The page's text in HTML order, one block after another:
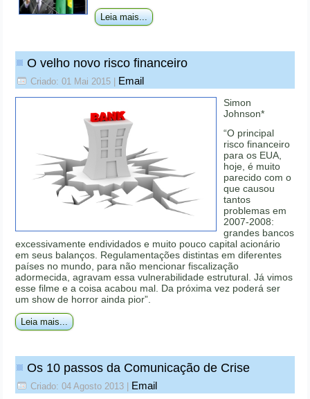
Leia mais...
O velho novo risco financeiro
Criado: 01 Mai 2015 Email
Simon
Johnson*
“O principal
risco financeiro
para os EUA,
hoje, é muito
parecido com o
que causou
tantos
problemas em
2007-2008:
grandes bancos
excessivamente endividados e muito pouco capital acionário
em seus balanços. Regulamentações distintas em diferentes
países no mundo, para não mencionar fiscalização
adormecida, agravam essa vulnerabilidade estrutural. Já vimos
esse filme e a coisa acabou mal. Da próxima vez poderá ser
um show de horror ainda pior”.
Leia mais...
Os 10 passos da Comunicação de Crise
Criado: 04 Agosto 2013 Email